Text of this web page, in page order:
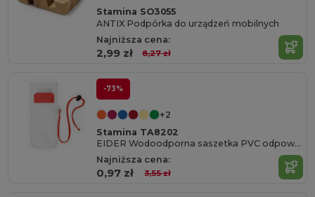
Stamina SO3055
ANTIX Podpórka do urządzeń mobilnych
Najniższa cena:
2,99 zł 8,27 zł
-73%
+2
Stamina TA8202
EIDER Wodoodporna saszetka PVC odpowiednia dla ekranów dotykowych
Najniższa cena:
0,97 zł 3,55 zł